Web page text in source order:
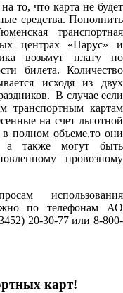
то, что карта не будет
средства. Пополнить
транспортная
центрах «Парус» и
возьмут плату по
билета. Количество
исходя из двух
В случае если
транспортным картам
на счет льготной
в полном объеме,то они
а также могут быть
провозному
использования
по телефонам АО
20-30-77 или 8-800-
карт!